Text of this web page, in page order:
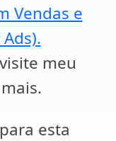
Vendas e
meu
esta